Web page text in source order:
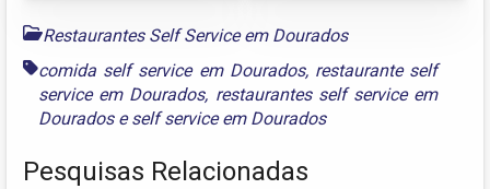
Restaurantes Self Service em Dourados
comida self service em Dourados, restaurante self
service em Dourados, restaurantes self service em
Douradoseself service em Dourados
Pesquisas Relacionadas